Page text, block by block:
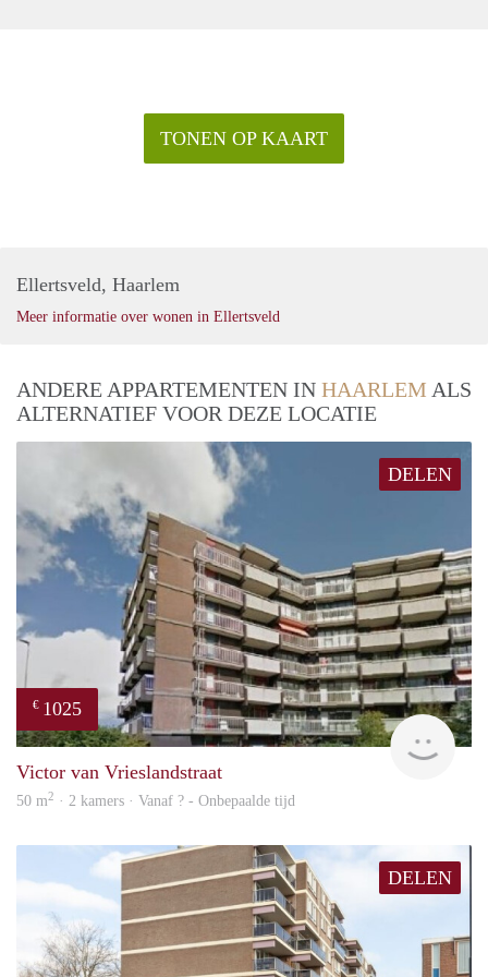
TONEN OP KAART
Ellertsveld, Haarlem
Meer informatie over wonen in Ellertsveld
ANDERE APPARTEMENTEN IN HAARLEM ALS
ALTERNATIEF VOOR DEZE LOCATIE
DELEN
€ 1025
Victor van Vrieslandstraat
50 m2 · 2 kamers · Vanaf ? - Onbepaalde tijd
DELEN